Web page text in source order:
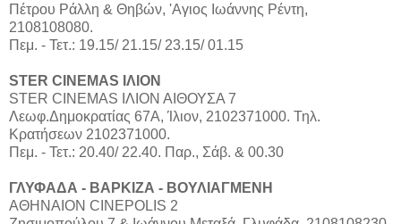
Πέτρου Ράλλη & Θηβών, 'Αγιος Ιωάννης Ρέντη,
2108108080.
Πεμ. - Τετ.: 19.15/ 21.15/ 23.15/ 01.15
STER CINEMAS ΙΛΙΟΝ
STER CINEMAS ΙΛΙΟΝ ΑΙΘΟΥΣΑ 7
Λεωφ.Δημοκρατίας 67Α, Ίλιον, 2102371000. Τηλ.
Κρατήσεων 2102371000.
Πεμ. - Τετ.: 20.40/ 22.40. Παρ., Σάβ. & 00.30
ΓΛΥΦΑΔΑ - ΒΑΡΚΙΖΑ - ΒΟΥΛΙΑΓΜΕΝΗ
ΑΘΗΝΑΙΟΝ CINEPOLIS 2